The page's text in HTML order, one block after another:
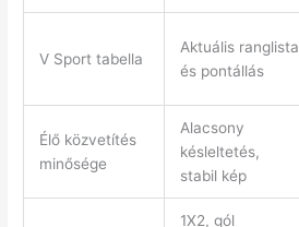
V Sport tabella
Aktuális ranglista
és pontállás
Élő közvetítés
minősége
Alacsony
késleltetés,
stabil kép
1X2, gól